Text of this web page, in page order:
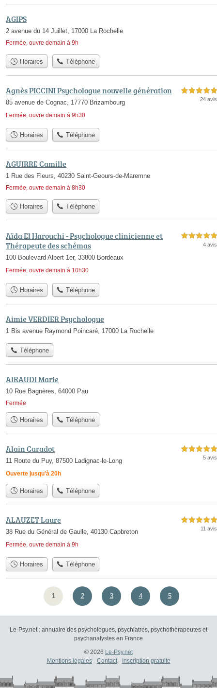
AGIPS
2 avenue du 14 Juillet, 17000 La Rochelle
Fermée, ouvre demain à 9h
Horaires Téléphone
Agnès PICCINI Psychologue nouvelle génération
85 avenue de Cognac, 17770 Brizambourg
Fermée, ouvre demain à 9h30
5,0 étoiles sur 5
24 avis
Horaires Téléphone
AGUIRRE Camille
1 Rue des Fleurs, 40230 Saint-Geours-de-Maremne
Fermée, ouvre demain à 8h30
Horaires Téléphone
Aïda El Harouchi - Psychologue clinicienne et
Thérapeute des schémas
100 Boulevard Albert 1er, 33800 Bordeaux
Fermée, ouvre demain à 10h30
5,0 étoiles sur 5
4 avis
Horaires Téléphone
Aimie VERDIER Psychologue
1 Bis avenue Raymond Poincaré, 17000 La Rochelle
Téléphone
AIRAUDI Marie
10 Rue Bagnères, 64000 Pau
Fermée
Horaires Téléphone
Alain Caradot
11 Route du Puy, 87500 Ladignac-le-Long
Ouverte jusqu'à 20h
5,0 étoiles sur 5
5 avis
Horaires Téléphone
ALAUZET Laure
38 Rue du Général de Gaulle, 40130 Capbreton
Fermée, ouvre demain à 9h
5,0 étoiles sur 5
11 avis
Horaires Téléphone
1 2 3 4 5
Le-Psy.net : annuaire des psychologues, psychiatres, psychothérapeutes et
psychanalystes en France
© 2026 Le-Psy.net
Mentions légales- Contact- Inscription gratuite